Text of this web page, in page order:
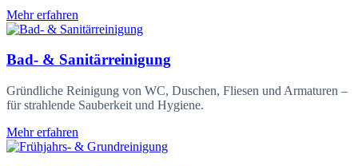
Mehr erfahren
Bad- & Sanitärreinigung
Gründliche Reinigung von WC, Duschen, Fliesen und Armaturen –
für strahlende Sauberkeit und Hygiene.
Mehr erfahren